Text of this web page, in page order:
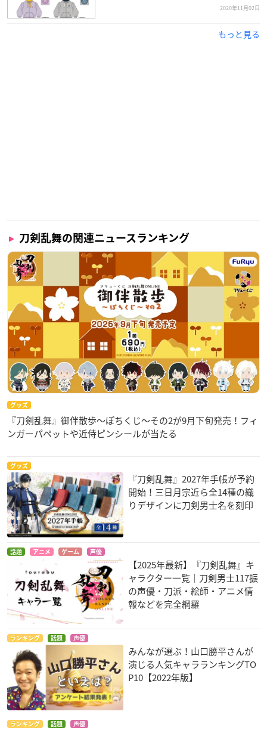
2020年11月02日
もっと見る
刀剣乱舞の関連ニュースランキング
グッズ
『刀剣乱舞』御伴散歩～ぽちくじ～その2が9月下旬発売！フィ
ンガーパペットや近侍ピンシールが当たる
グッズ
『刀剣乱舞』2027年手帳が予約
開始！三日月宗近ら全14種の織
りデザインに刀剣男士名を刻印
話題 アニメ ゲーム 声優
【2025年最新】『刀剣乱舞』キ
ャラクター一覧｜刀剣男士117振
の声優・刀派・絵師・アニメ情
報などを完全網羅
ランキング 話題 声優
みんなが選ぶ！山口勝平さんが
演じる人気キャラランキングTO
P10【2022年版】
ランキング 話題 声優